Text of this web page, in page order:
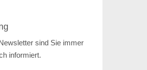
sind Sie immer
informiert.